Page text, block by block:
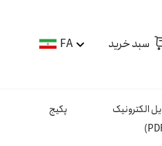
سبد خرید FA
الکترونیک
پکیج